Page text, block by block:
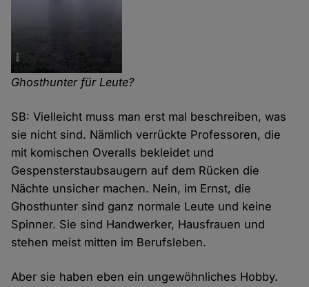
Ghosthunter für Leute?
SB: Vielleicht muss man erst mal beschreiben, was
sie nicht sind. Nämlich verrückte Professoren, die
mit komischen Overalls bekleidet und
Gespensterstaubsaugern auf dem Rücken die
Nächte unsicher machen. Nein, im Ernst, die
Ghosthunter sind ganz normale Leute und keine
Spinner. Sie sind Handwerker, Hausfrauen und
stehen meist mitten im Berufsleben.
Aber sie haben eben ein ungewöhnliches Hobby.